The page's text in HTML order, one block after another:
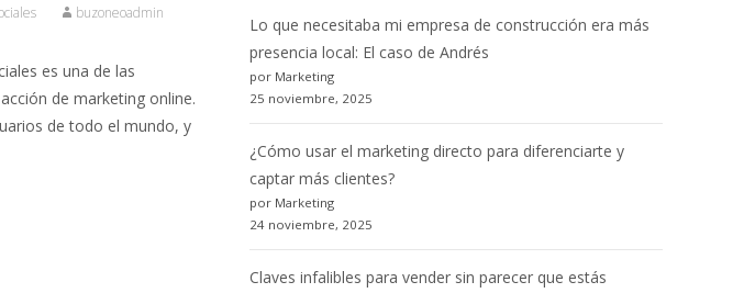
buzoneoadmin
es una de las
de marketing online.
de todo el mundo, y
Lo que necesitaba mi empresa de construcción era más
presencia local: El caso de Andrés
por Marketing
25 noviembre, 2025
¿Cómo usar el marketing directo para diferenciarte y
captar más clientes?
por Marketing
24 noviembre, 2025
Claves infalibles para vender sin parecer que estás